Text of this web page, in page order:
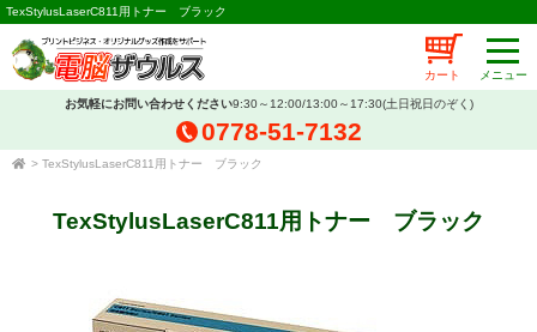
TexStylusLaserC811用トナー ブラック
カート
お気軽にお問い合わせください9:30～12:00/13:00～17:30(土日祝日のぞく)
0778-51-7132
> TexStylusLaserC811用トナー ブラック
TexStylusLaserC811用トナー ブラック